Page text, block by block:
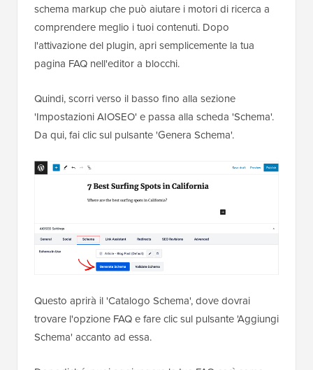
schema markup che può aiutare i motori di ricerca a
comprendere meglio i tuoi contenuti. Dopo
l'attivazione del plugin, apri semplicemente la tua
pagina FAQ nell'editor a blocchi.
Quindi, scorri verso il basso fino alla sezione
'Impostazioni AIOSEO' e passa alla scheda 'Schema'.
Da qui, fai clic sul pulsante 'Genera Schema'.
Questo aprirà il 'Catalogo Schema', dove dovrai
trovare l'opzione FAQ e fare clic sul pulsante 'Aggiungi
Schema' accanto ad essa.